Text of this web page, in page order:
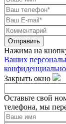
Отправить
Нажима на
Ваших
Закрыть окно
Оставьте свой
телефона, мы